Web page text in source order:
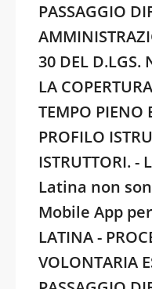
PASSAGGIO
30 DEL D.LGS.
LA
TEMPO PIENO
PROFILO
ISTRUTTORI.
Latina non
Mobile App
LATINA -
VOLONTARIA